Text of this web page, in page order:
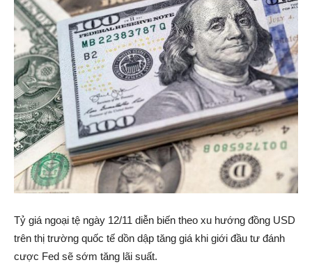
Tỷ giá ngoại tệ ngày 12/11 diễn biến theo xu hướng đồng USD
trên thị trường quốc tế dồn dập tăng giá khi giới đầu tư đánh
cược Fed sẽ sớm tăng lãi suất.